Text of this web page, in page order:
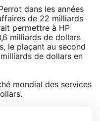
dans les années
de 22 milliards
permettre à HP
milliards de dollars
le plaçant au second
de dollars en
mondial des services